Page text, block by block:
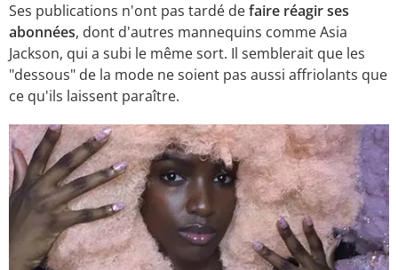
Ses publications n'ont pas tardé defaire réagir ses
abonnées, dont d'autres mannequins comme Asia
Jackson, qui a subi le même sort. Il semblerait que les
"dessous" de la mode ne soient pas aussi affriolants que
ce qu'ils laissent paraître.